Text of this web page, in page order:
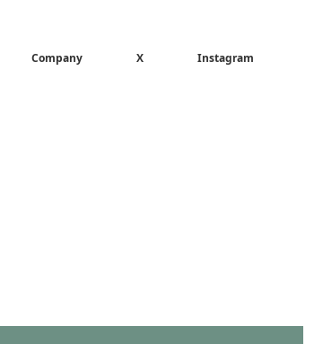
Company X Instagram